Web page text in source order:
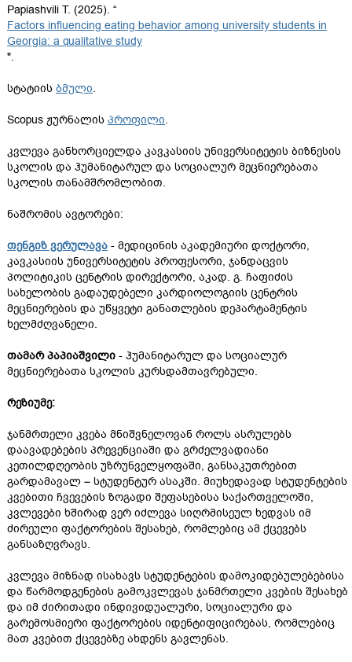
Papiashvili T. (2025). “
Factors influencing eating behavior among university students in
Georgia: a qualitative study
".
სტატიის ბმული.
Scopus ჟურნალის პროფილი.
კვლევა განხორციელდა კავკასიის უნივერსიტეტის ბიზნესის
სკოლის და ჰუმანიტარულ და სოციალურ მეცნიერებათა
სკოლის თანამშრომლობით.
ნაშრომის ავტორები:
თენგიზ ვერულავა - მედიცინის აკადემიური დოქტორი,
კავკასიის უნივერსიტეტის პროფესორი, ჯანდაცვის
პოლიტიკის ცენტრის დირექტორი, აკად. გ. ჩაფიძის
სახელობის გადაუდებელი კარდიოლოგიის ცენტრის
მეცნიერების და უწყვეტი განათლების დეპარტამენტის
ხელმძღვანელი.
თამარ პაპიაშვილი - ჰუმანიტარულ და სოციალურ
მეცნიერებათა სკოლის კურსდამთავრებული.
რეზიუმე:
ჯანმრთელი კვება მნიშვნელოვან როლს ასრულებს
დაავადებების პრევენციაში და გრძელვადიანი
კეთილდღეობის უზრუნველყოფაში, განსაკუთრებით
გარდამავალ – სტუდენტურ ასაკში. მიუხედავად სტუდენტების
კვებითი ჩვევების ზოგადი შეფასებისა საქართველოში,
კვლევები ხშირად ვერ იძლევა სიღრმისეულ ხედვას იმ
ძირეული ფაქტორების შესახებ, რომლებიც ამ ქცევებს
განსაზღვრავს.
კვლევა მიზნად ისახავს სტუდენტების დამოკიდებულებებისა
და წარმოდგენების გამოკვლევას ჯანმრთელი კვების შესახებ
და იმ ძირითადი ინდივიდუალური, სოციალური და
გარემოსმიერი ფაქტორების იდენტიფიცირებას, რომლებიც
მათ კვებით ქცევებზე ახდენს გავლენას.